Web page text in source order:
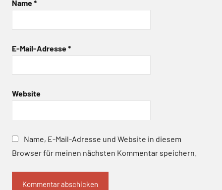
Name*
E-Mail-Adresse*
Website
Name, E-Mail-Adresse und Website in diesem
Browser für meinen nächsten Kommentar speichern.